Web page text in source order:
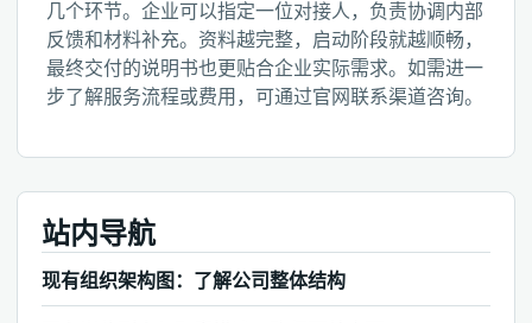
几个环节。企业可以指定一位对接人，负责协调内部
反馈和材料补充。资料越完整，启动阶段就越顺畅，
最终交付的说明书也更贴合企业实际需求。如需进一
步了解服务流程或费用，可通过官网联系渠道咨询。
站内导航
现有组织架构图：了解公司整体结构